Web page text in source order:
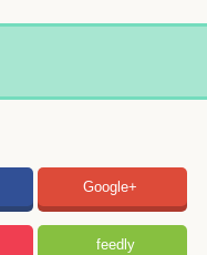
Google+
feedly